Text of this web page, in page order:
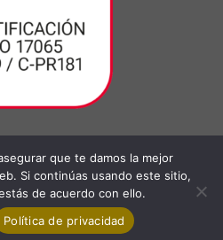
que te damos la mejor
Si continúas usando este sitio,
de acuerdo con ello.
Política de privacidad